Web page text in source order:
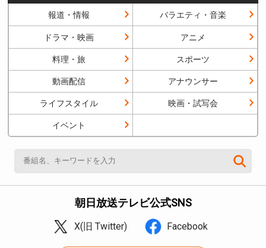
報道・情報 バラエティ・音楽
ドラマ・映画 アニメ
料理・旅 スポーツ
動画配信 アナウンサー
ライフスタイル 映画・試写会
イベント
朝日放送テレビ公式SNS
X(旧 Twitter) Facebook